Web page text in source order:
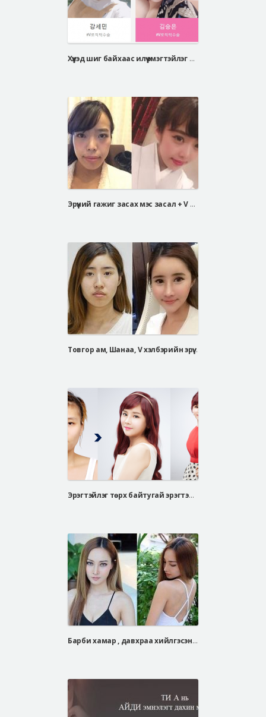
Хүүхэд шиг байхаас илүү эмэгтэйлэг байхыг илүү үзсэн учир мэс засал хийлгэх болсон.
Эрүүний гажиг засах мэс засал + V хэлбэрийн эрүүний мэс засал
Товгор ам, Шанаа, V хэлбэрийн эрүү, Барби хамар, өөх дүүргэх мэс засал, давхраа
Эрэгтэйлэг төрх байтугай эрэгтэй хүнийг эмэгтэй болгосон бодит өөрчлөлтүүд
Барби хамар , давхраа хийлгэсэн Тайланд дуучны бодит түүх